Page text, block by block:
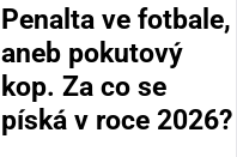
Penalta ve fotbale,
aneb pokutový
kop. Za co se
píská v roce 2026?